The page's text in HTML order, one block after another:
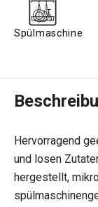
Spülmaschine
Hervorragend
und losen
hergestellt,